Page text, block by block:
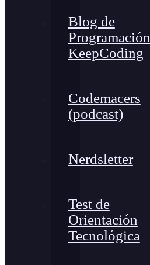
Blog de
Programación
KeepCoding
Codemacers
(podcast)
Nerdsletter
Test de
Orientación
Tecnológica